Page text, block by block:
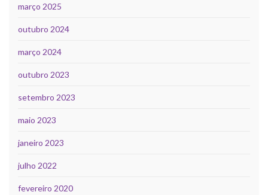
março 2025
outubro 2024
março 2024
outubro 2023
setembro 2023
maio 2023
janeiro 2023
julho 2022
fevereiro 2020